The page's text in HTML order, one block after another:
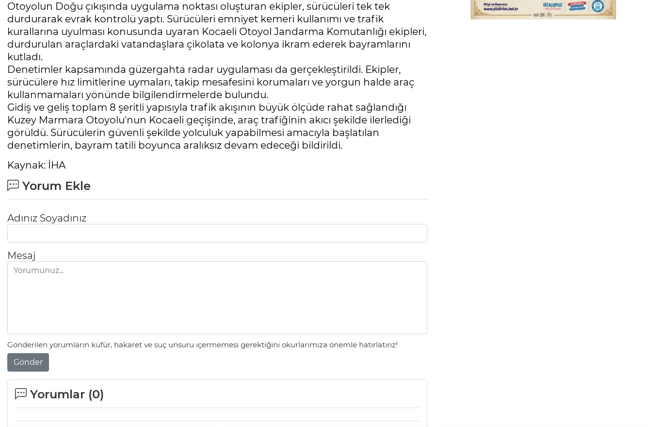
Otoyolun Doğu çıkışında uygulama noktası oluşturan ekipler, sürücüleri tek tek
durdurarak evrak kontrolü yaptı. Sürücüleri emniyet kemeri kullanımı ve trafik
kurallarına uyulması konusunda uyaran Kocaeli Otoyol Jandarma Komutanlığı ekipleri,
durdurulan araçlardaki vatandaşlara çikolata ve kolonya ikram ederek bayramlarını
kutladı.
Denetimler kapsamında güzergahta radar uygulaması da gerçekleştirildi. Ekipler,
sürücülere hız limitlerine uymaları, takip mesafesini korumaları ve yorgun halde araç
kullanmamaları yönünde bilgilendirmelerde bulundu.
Gidiş ve geliş toplam 8 şeritli yapısıyla trafik akışının büyük ölçüde rahat sağlandığı
Kuzey Marmara Otoyolu'nun Kocaeli geçişinde, araç trafiğinin akıcı şekilde ilerlediği
görüldü. Sürücülerin güvenli şekilde yolculuk yapabilmesi amacıyla başlatılan
denetimlerin, bayram tatili boyunca aralıksız devam edeceği bildirildi.
Kaynak: İHA
Yorum Ekle
Adınız Soyadınız
Mesaj
Gönderilen yorumların küfür, hakaret ve suç unsuru içermemesi gerektiğini okurlarımıza önemle hatırlatırız!
Gönder
Yorumlar (0)
Serbest piyasada döviz fiyatları